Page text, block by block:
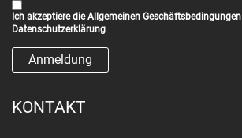
Ich akzeptiere dieAllgemeinen Geschäftsbedingungen
Datenschutzerklärung
KONTAKT